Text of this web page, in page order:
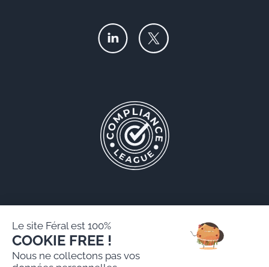
Mentions légales
Le site Féral est 100%
COOKIE FREE !
Nous ne collectons pas vos